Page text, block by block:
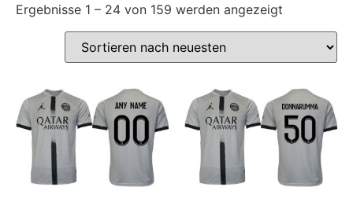
Ergebnisse 1 – 24 von 159 werden angezeigt